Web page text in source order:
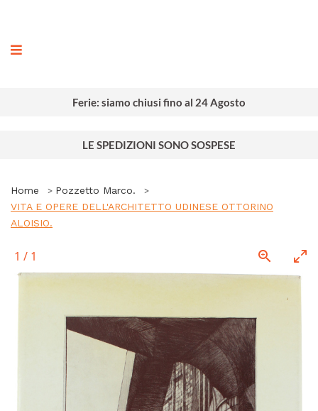
Ferie: siamo chiusi fino al 24 Agosto
LE SPEDIZIONI SONO SOSPESE
Home
Pozzetto Marco.
VITA E OPERE DELL'ARCHITETTO UDINESE OTTORINO
ALOISIO.
1 / 1